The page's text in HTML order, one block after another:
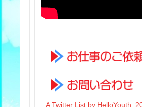
A Twitter List by